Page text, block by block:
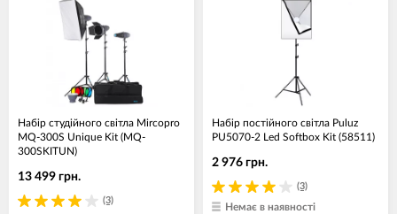
Набір студійного світла Mircopro
MQ-300S Unique Kit (MQ-
300SKITUN)
(3)
13 499 грн.
Набір постійного світла Puluz
PU5070-2 Led Softbox Kit (58511)
(3)
2 976 грн.
Немає в наявності